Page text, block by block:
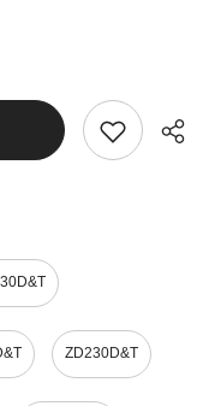
สนใจสิ้นค้านี้
ZD230D&T